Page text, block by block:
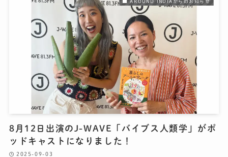
AROUND INDIAからのお知らせ
8月12日出演のJ-WAVE「バイブス人類学」がポ
ッドキャストになりました！
2025-09-03